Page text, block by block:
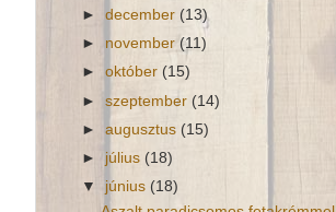
►december (13)
► november (11)
►október (15)
►szeptember (14)
►augusztus (15)
► július (18)
▼ június (18)